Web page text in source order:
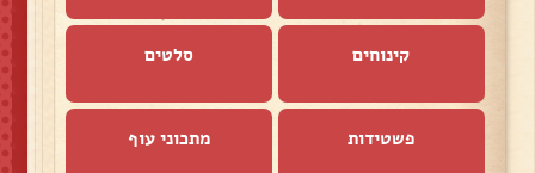
קינוחים סלטים
פשטידות מתכוני עוף